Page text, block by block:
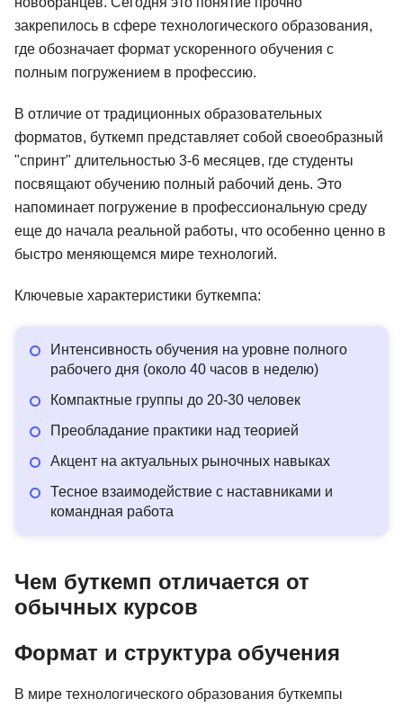
закрепилось в сфере технологического образования,
где обозначает формат ускоренного обучения с
полным погружением в профессию.
В отличие от традиционных образовательных
форматов, буткемп представляет собой своеобразный
"спринт" длительностью 3-6 месяцев, где студенты
посвящают обучению полный рабочий день. Это
напоминает погружение в профессиональную среду
еще до начала реальной работы, что особенно ценно в
быстро меняющемся мире технологий.
Ключевые характеристики буткемпа:
Интенсивность обучения на уровне полного
рабочего дня (около 40 часов в неделю)
Компактные группы до 20-30 человек
Преобладание практики над теорией
Акцент на актуальных рыночных навыках
Тесное взаимодействие с наставниками и
командная работа
Чем буткемп отличается от
обычных курсов
Формат и структура обучения
В мире технологического образования буткемпы